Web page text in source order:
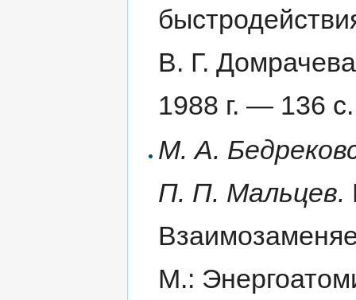
В. Г.
1988 г. — 136
М. А.
П. П. Мальцев.
М.: